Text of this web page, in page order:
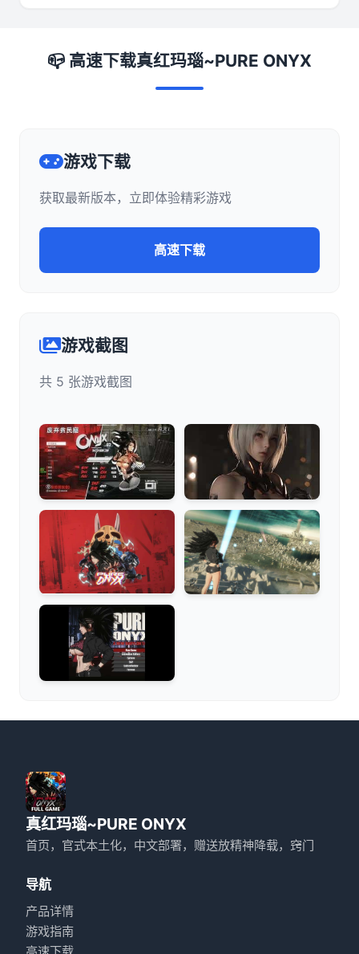
📪 高速下载真红玛瑙~PURE ONYX
游戏下载
获取最新版本，立即体验精彩游戏
高速下载
游戏截图
共 5 张游戏截图
真红玛瑙~PURE ONYX
首页，官式本土化，中文部署，赠送放精神降载，窍门
导航
产品详情
游戏指南